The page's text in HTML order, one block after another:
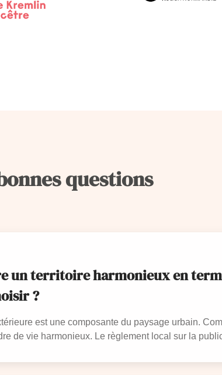
questions
un territoire harmonieux en
?
est une composante du paysage urbain.
de vie harmonieux. Le règlement local sur la